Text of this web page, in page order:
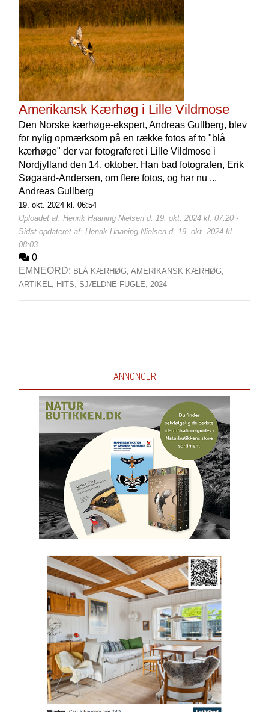
Amerikansk Kærhøg i Lille Vildmose
Den Norske kærhøge-ekspert, Andreas Gullberg, blev
for nylig opmærksom på en række fotos af to "blå
kærhøge" der var fotograferet i Lille Vildmose i
Nordjylland den 14. oktober. Han bad fotografen, Erik
Søgaard-Andersen, om flere fotos, og har nu ...
Andreas Gullberg
19. okt. 2024 kl. 06:54
Uploadet af: Henrik Haaning Nielsen d. 19. okt. 2024 kl. 07:20 -
Sidst opdateret af: Henrik Haaning Nielsen d. 19. okt. 2024 kl.
08:03
0
EMNEORD: BLÅ KÆRHØG, AMERIKANSK KÆRHØG,
ARTIKEL, HITS, SJÆLDNE FUGLE, 2024
ANNONCER